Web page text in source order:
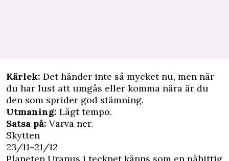
Kärlek: Det händer inte så mycket nu, men när
du har lust att umgås eller komma nära är du
den som sprider god stämning.
Utmaning: Lågt tempo.
Satsa på: Varva ner.
Skytten
23/11–21/12